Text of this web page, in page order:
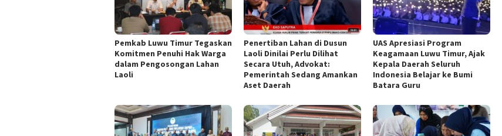
Pemkab Luwu Timur Tegaskan
Komitmen Penuhi Hak Warga
dalam Pengosongan Lahan
Laoli
Penertiban Lahan di Dusun
Laoli Dinilai Perlu Dilihat
Secara Utuh, Advokat:
Pemerintah Sedang Amankan
Aset Daerah
UAS Apresiasi Program
Keagamaan Luwu Timur, Ajak
Kepala Daerah Seluruh
Indonesia Belajar ke Bumi
Batara Guru